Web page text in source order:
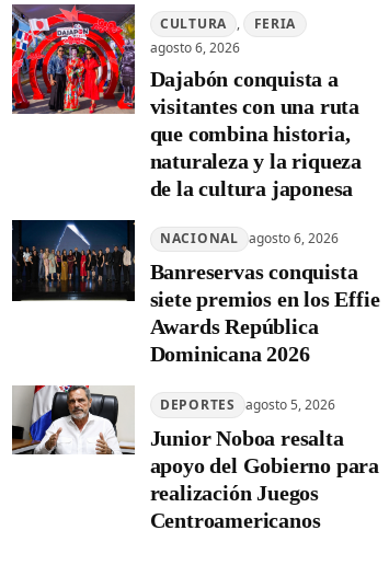
CULTURA ,
FERIA
agosto 6, 2026
Dajabón conquista a
visitantes con una ruta
que combina historia,
naturaleza y la riqueza
de la cultura japonesa
NACIONAL agosto 6, 2026
Banreservas conquista
siete premios en los Effie
Awards República
Dominicana 2026
DEPORTES agosto 5, 2026
Junior Noboa resalta
apoyo del Gobierno para
realización Juegos
Centroamericanos